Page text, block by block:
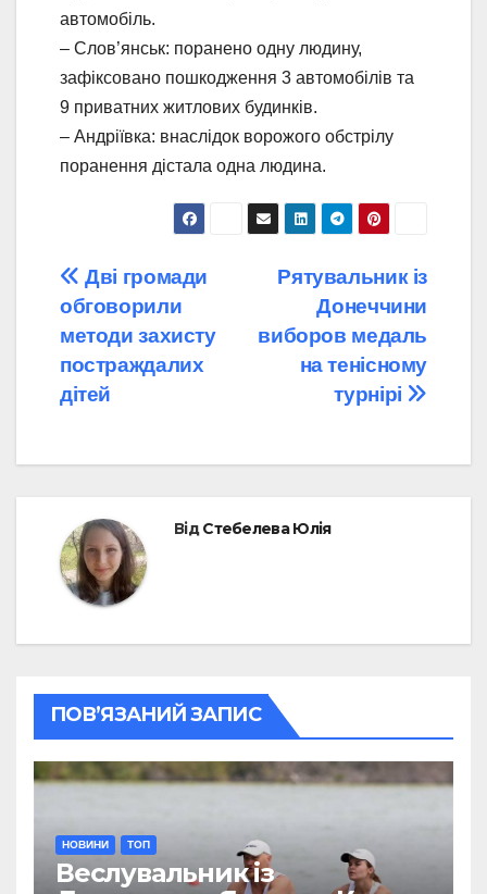
автомобіль.
– Слов’янськ: поранено одну людину,
зафіксовано пошкодження 3 автомобілів та
9 приватних житлових будинків.
– Андріївка: внаслідок ворожого обстрілу
поранення дістала одна людина.
Навігація
записів
Рятувальник із
Донеччини
виборов медаль
на тенісному
турнірі
Дві громади
обговорили
методи захисту
постраждалих
дітей
ВідСтебелева Юлія
ПОВ’ЯЗАНИЙ ЗАПИС
НОВИНИ ТОП
Веслувальник із